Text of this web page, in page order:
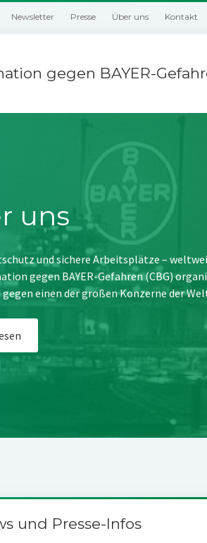
Newsletter Presse Über uns Kontakt
gegen BAYER-
uns
und sichere Arbeitsplätze –
gegen BAYER-Gefahren (CBG)
einen der großen Konzerne der
und Presse-Infos